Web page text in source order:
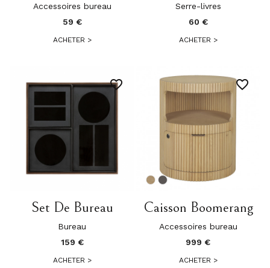
Accessoires bureau
59 €
ACHETER >
Serre-livres
60 €
ACHETER >
Set De Bureau
Bureau
159 €
ACHETER >
favorite_border
Caisson Boomerang
Accessoires bureau
999 €
ACHETER >
favorite_border